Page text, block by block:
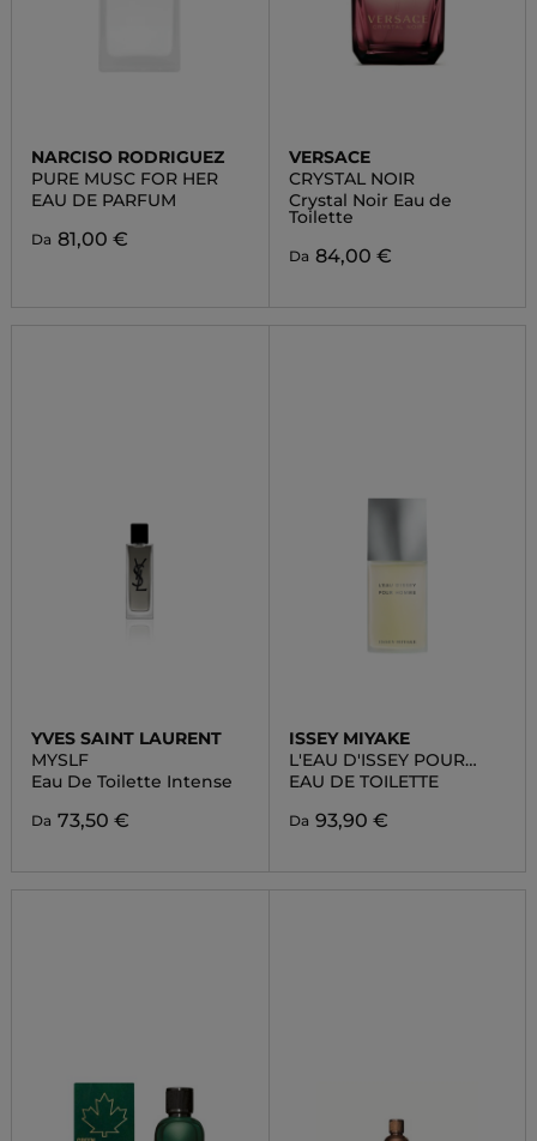
NARCISO RODRIGUEZ
PURE MUSC FOR HER
EAU DE PARFUM
Da 81,00 €
VERSACE
CRYSTAL NOIR
Crystal Noir Eau de
Toilette
Da 84,00 €
YVES SAINT LAURENT
MYSLF
Eau De Toilette Intense
Da 73,50 €
ISSEY MIYAKE
L'EAU D'ISSEY POUR
HOMME
EAU DE TOILETTE
Da 93,90 €